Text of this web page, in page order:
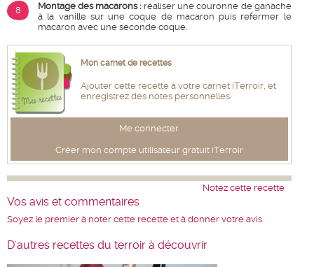
8 Montage des macarons : réaliser une couronne de ganache
à la vanille sur une coque de macaron puis refermer le
macaron avec une seconde coque.
Mon carnet de recettes
Ajouter cette recette à votre carnet iTerroir, et
enregistrez des notes personnelles
Me connecter
Créer mon compte utilisateur gratuit iTerroir
Notez cette recette
Vos avis et commentaires
Soyez le premier à noter cette recette et à donner votre avis
D'autres recettes du terroir à découvrir